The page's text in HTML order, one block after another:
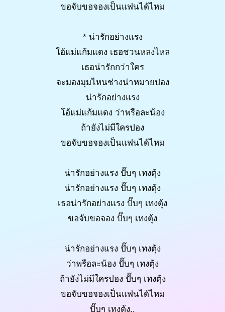
ขอจับขอจองเป็นแฟนได้ไหม
* น่ารักอย่างแรง
โอ้แม่แก้มแดง เธอชวนหลงไหล
เธอน่ารักกว่าใคร
จะมองมุมไหนช่างน่าหมายปอง
น่ารักอย่างแรง
โอ้แม่แก้มแดง ว่าพรือละน้อง
ถ้ายังไม่มีใครปอง
ขอจับขอจองเป็นแฟนได้ไหม
น่ารักอย่างแรง ปั๊บๆ เทงตุ้ง
น่ารักอย่างแรง ปั๊บๆ เทงตุ้ง
เธอน่ารักอย่างแรง ปั๊บๆ เทงตุ้ง
ขอจับขอจอง ปั๊บๆ เทงตุ้ง
น่ารักอย่างแรง ปั๊บๆ เทงตุ้ง
ว่าพรือละน้อง ปั๊บๆ เทงตุ้ง
ถ้ายังไม่มีใครปอง ปั๊บๆ เทงตุ้ง
ขอจับขอจองเป็นแฟนได้ไหม
ปั๊บๆ เทงตุ้ง..